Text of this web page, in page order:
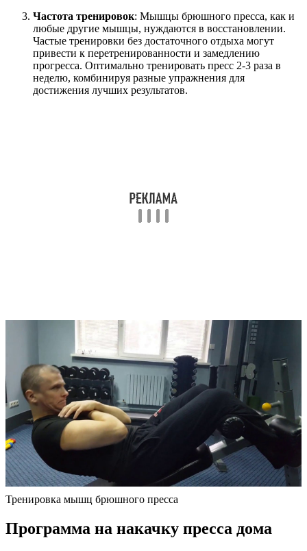
Частота тренировок: Мышцы брюшного пресса, как и
любые другие мышцы, нуждаются в восстановлении.
Частые тренировки без достаточного отдыха могут
привести к перетренированности и замедлению
прогресса. Оптимально тренировать пресс 2-3 раза в
неделю, комбинируя разные упражнения для
достижения лучших результатов.
Тренировка мышц брюшного пресса
Программа на накачку пресса дома